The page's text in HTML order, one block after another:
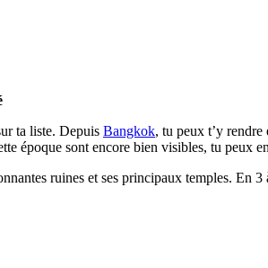
ta liste. Depuis Bangkok, tu peux t’y
époque sont encore bien visibles, tu peux
ruines et ses principaux temples. En 3